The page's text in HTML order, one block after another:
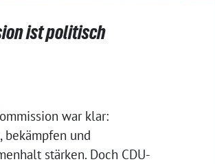
ist politisch
war klar:
bekämpfen und
stärken. Doch CDU-